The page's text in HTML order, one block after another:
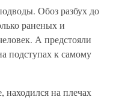
Обоз разбух до
раненых и
А предстояли
подступах к самому
находился на плечах